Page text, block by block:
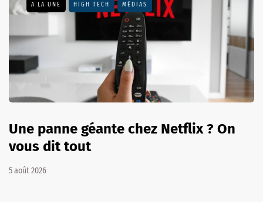
A LA UNE HIGH TECH MÉDIAS
Une panne géante chez Netflix ? On
vous dit tout
5 août 2026